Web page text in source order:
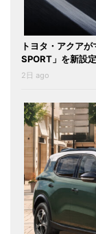
トヨタ・アクア
SPORT」を新設定
2日 ago